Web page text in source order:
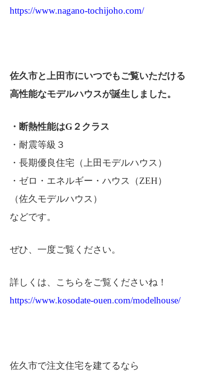
https://www.nagano-tochijoho.com/
佐久市と上田市にいつでもご覧いただける
高性能なモデルハウスが誕生しました。
・断熱性能はG２クラス
・耐震等級３
・長期優良住宅（上田モデルハウス）
・ゼロ・エネルギー・ハウス（ZEH）
（佐久モデルハウス）
などです。
ぜひ、一度ご覧ください。
詳しくは、こちらをご覧くださいね！
https://www.kosodate-ouen.com/modelhouse/
佐久市で注文住宅を建てるなら